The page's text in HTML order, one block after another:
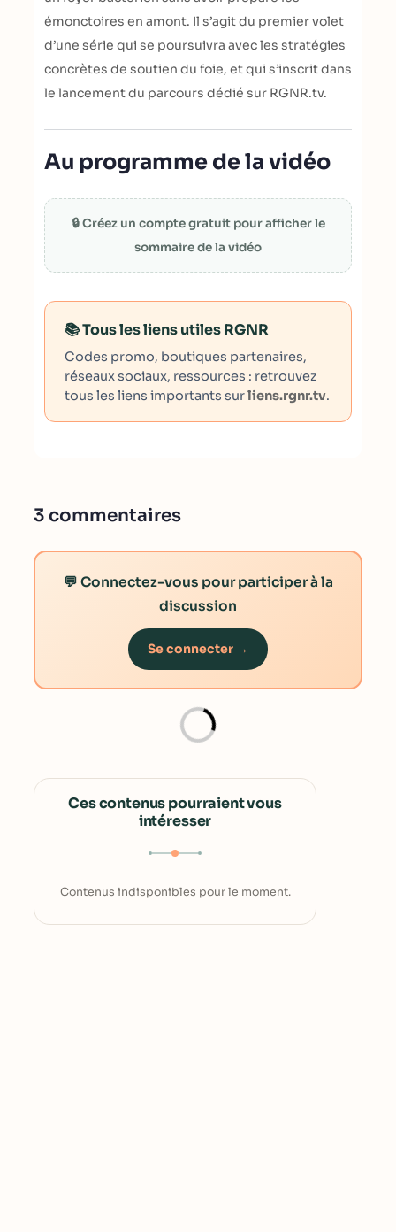
émonctoires en amont. Il s’agit du premier volet
d’une série qui se poursuivra avec les stratégies
concrètes de soutien du foie, et qui s’inscrit dans
le lancement du parcours dédié sur RGNR.tv.
Au programme de la vidéo
🔒 Créez un compte gratuit pour afficher le
sommaire de la vidéo
📚 Tous les liens utiles RGNR
Codes promo, boutiques partenaires,
réseaux sociaux, ressources : retrouvez
tous les liens importants surliens.rgnr.tv.
3 commentaires
💬 Connectez-vous pour participer à la
discussion
Se connecter →
Ces contenus pourraient vous
intéresser
Contenus indisponibles pour le moment.